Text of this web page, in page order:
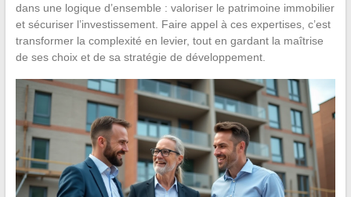
dans une logique d’ensemble : valoriser le patrimoine immobilier
et sécuriser l’investissement. Faire appel à ces expertises, c’est
transformer la complexité en levier, tout en gardant la maîtrise
de ses choix et de sa stratégie de développement.